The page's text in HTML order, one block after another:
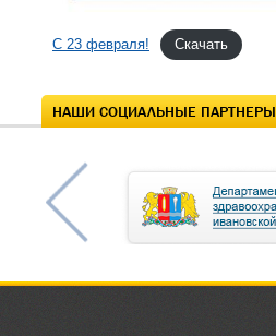
С 23 февраля! Скачать
НАШИ СОЦИАЛЬНЫЕ ПАРТНЕРЫ